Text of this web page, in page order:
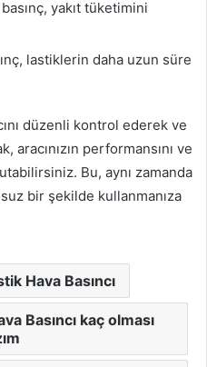
yakıt tüketimini
lastiklerin daha uzun süre
düzenli kontrol ederek ve
performansını ve
Bu, aynı zamanda
bir şekilde kullanmanıza
Hava Basıncı
Basıncı kaç olması